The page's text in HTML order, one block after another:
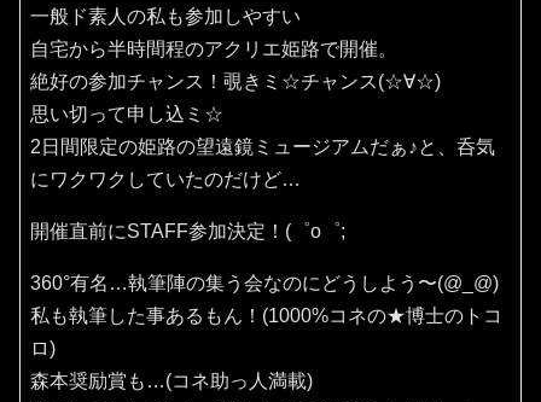
一般ド素人の私も参加しやすい
自宅から半時間程のアクリエ姫路で開催。
絶好の参加チャンス！覗きミ☆チャンス(⁠☆⁠∀☆⁠)
思い切って申し込ミ☆
2日間限定の姫路の望遠鏡ミュージアムだぁ♪と、呑気
にワクワクしていたのだけど…
開催直前にSTAFF参加決定！(⁠゜⁠o⁠゜⁠;
360°有名…執筆陣の集う会なのにどうしよう〜(⁠@⁠_⁠@⁠)
私も執筆した事あるもん！(1000%コネの★博士のトコ
ロ)
森本奨励賞も…(コネ助っ人満載)